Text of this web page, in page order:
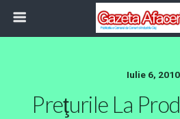
Iulie 6, 2010
Preţurile La